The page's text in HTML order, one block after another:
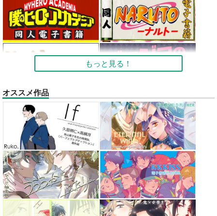
もっと見る！
オススメ作品